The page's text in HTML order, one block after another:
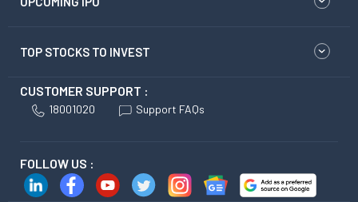
TOP STOCKS TO INVEST
CUSTOMER SUPPORT :
18001020 Support FAQs
FOLLOW US :